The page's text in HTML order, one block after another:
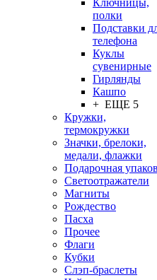
Ключницы,
полки
Подставки
телефона
Куклы
сувенирные
Гирлянды
Кашпо
+ ЕЩЕ 5
Кружки,
термокружки
Значки, брелоки,
медали, флажки
Подарочная
Светоотражатели
Магниты
Рождество
Пасха
Прочее
Флаги
Кубки
Слэп-браслеты